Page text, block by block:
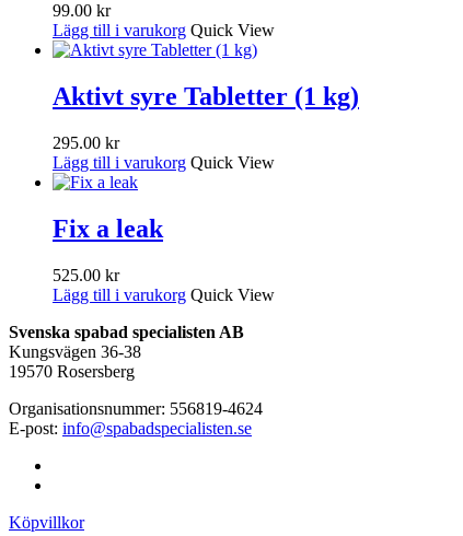
99.00 kr
Lägg till i varukorg Quick View
Aktivt syre Tabletter (1 kg)
295.00 kr
Lägg till i varukorg Quick View
Fix a leak
525.00 kr
Lägg till i varukorg Quick View
Svenska spabad specialisten AB
Kungsvägen 36-38
19570 Rosersberg
Organisationsnummer: 556819-4624
E-post: info@spabadspecialisten.se
Köpvillkor